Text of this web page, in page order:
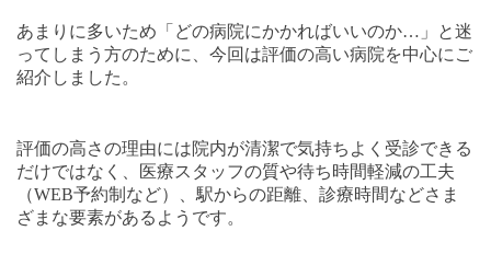
あまりに多いため「どの病院にかかればいいのか… 」と迷
ってしまう方のために、今回は評価の高い病院を中心にご
紹介しました。
評価の高さの理由には院内が清潔で気持ちよく受診できる
だけではなく、医療スタッフの質や待ち時間軽減の工夫
（WEB予約制など）、駅からの距離、診療時間などさま
ざまな要素があるようです。